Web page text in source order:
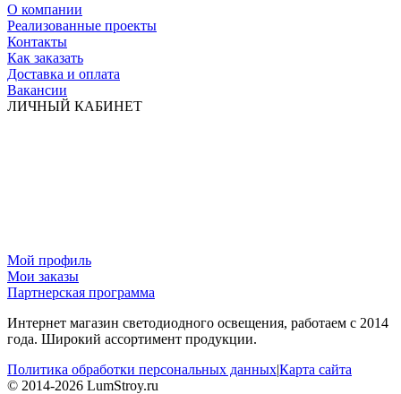
О компании
Реализованные проекты
Контакты
Как заказать
Доставка и оплата
Вакансии
ЛИЧНЫЙ КАБИНЕТ
Мой профиль
Мои заказы
Партнерская программа
Интернет магазин светодиодного освещения, работаем с 2014
года. Широкий ассортимент продукции.
Политика обработки персональных данных|Карта сайта
© 2014-2026 LumStroy.ru